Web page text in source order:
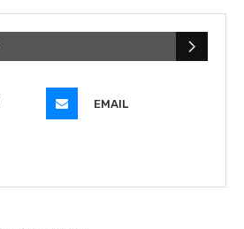
EMAIL